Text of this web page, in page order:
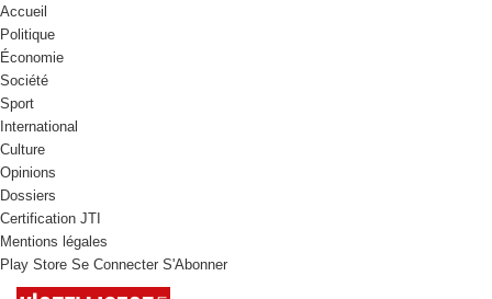
Accueil
Politique
Économie
Société
Sport
International
Culture
Opinions
Dossiers
Certification JTI
Mentions légales
Play Store Se Connecter S'Abonner